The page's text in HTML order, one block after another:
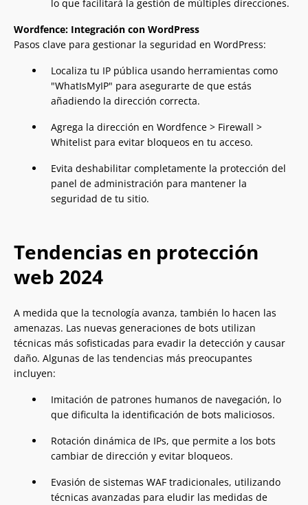
lo que facilitará la gestión de múltiples direcciones.
Wordfence: Integración con WordPress
Pasos clave para gestionar la seguridad en WordPress:
Localiza tu IP pública usando herramientas como
"WhatIsMyIP" para asegurarte de que estás
añadiendo la dirección correcta.
Agrega la dirección en Wordfence > Firewall >
Whitelist para evitar bloqueos en tu acceso.
Evita deshabilitar completamente la protección del
panel de administración para mantener la
seguridad de tu sitio.
Tendencias en protección
web 2024
A medida que la tecnología avanza, también lo hacen las
amenazas. Las nuevas generaciones de bots utilizan
técnicas más sofisticadas para evadir la detección y causar
daño. Algunas de las tendencias más preocupantes
incluyen:
Imitación de patrones humanos de navegación, lo
que dificulta la identificación de bots maliciosos.
Rotación dinámica de IPs, que permite a los bots
cambiar de dirección y evitar bloqueos.
Evasión de sistemas WAF tradicionales, utilizando
técnicas avanzadas para eludir las medidas de